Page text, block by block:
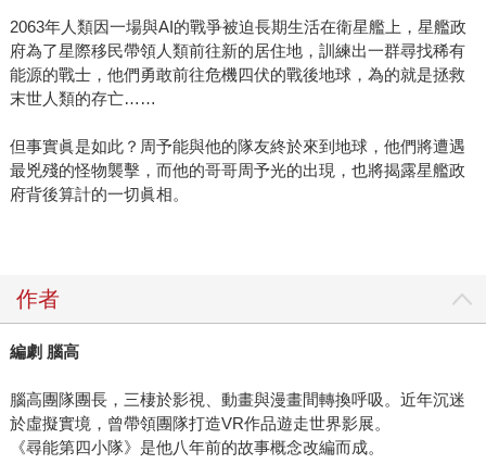
2063年人類因一場與AI的戰爭被迫長期生活在衛星艦上，星艦政
府為了星際移民帶領人類前往新的居住地，訓練出一群尋找稀有
能源的戰士，他們勇敢前往危機四伏的戰後地球，為的就是拯救
末世人類的存亡……
但事實眞是如此？周予能與他的隊友終於來到地球，他們將遭遇
最兇殘的怪物襲擊，而他的哥哥周予光的出現，也將揭露星艦政
府背後算計的一切眞相。
作者
編劇 腦高
腦高團隊團長，三棲於影視、動畫與漫畫間轉換呼吸。近年沉迷
於虛擬實境，曾帶領團隊打造VR作品遊走世界影展。
《尋能第四小隊》是他八年前的故事概念改編而成。